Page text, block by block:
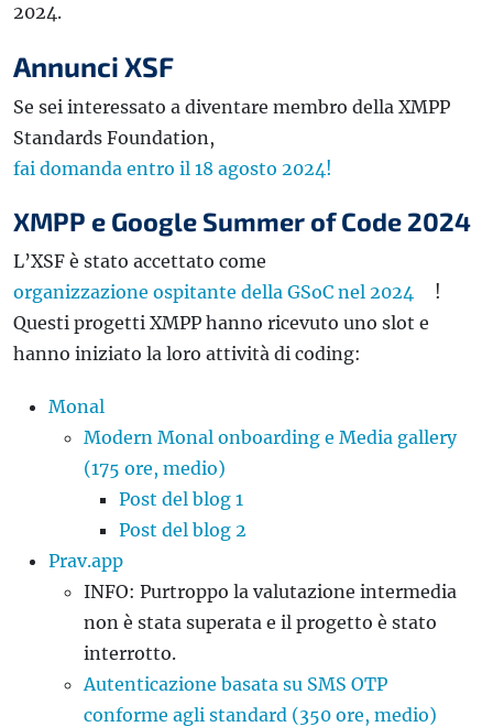
2024.
Annunci XSF
Se sei interessato a diventare membro della XMPP
Standards Foundation,
fai domanda entro il 18 agosto 2024!
XMPP e Google Summer of Code 2024
L’XSF è stato accettato come
organizzazione ospitante della GSoC nel 2024
!
Questi progetti XMPP hanno ricevuto uno slot e
hanno iniziato la loro attività di coding:
Monal
Modern Monal onboarding e Media gallery
(175 ore, medio)
Post del blog 1
Post del blog 2
Prav.app
INFO: Purtroppo la valutazione intermedia
non è stata superata e il progetto è stato
interrotto.
Autenticazione basata su SMS OTP
conforme agli standard (350 ore, medio)